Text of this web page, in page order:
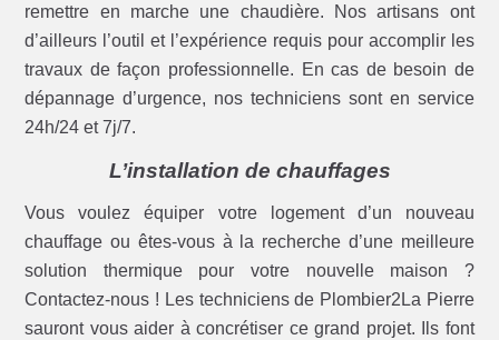
remettre en marche une chaudière. Nos artisans ont
d’ailleurs l’outil et l’expérience requis pour accomplir les
travaux de façon professionnelle. En cas de besoin de
dépannage d’urgence, nos techniciens sont en service
24h/24 et 7j/7.
L’installation de chauffages
Vous voulez équiper votre logement d’un nouveau
chauffage ou êtes-vous à la recherche d’une meilleure
solution thermique pour votre nouvelle maison ?
Contactez-nous ! Les techniciens de Plombier2La Pierre
sauront vous aider à concrétiser ce grand projet. Ils font